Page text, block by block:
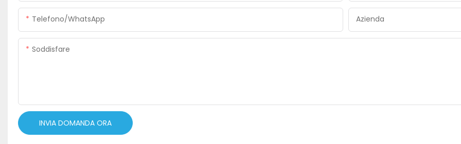
Telefono/WhatsApp Azienda
Soddisfare
INVIA DOMANDA ORA